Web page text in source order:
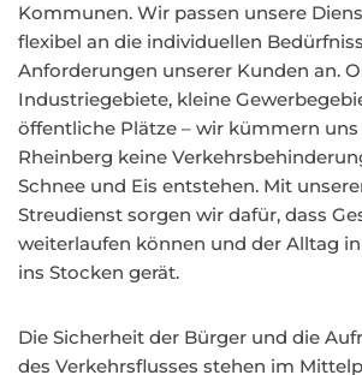
Kommunen. Wir passen unsere
flexibel an die individuellen
Anforderungen unserer Kunden an.
Industriegebiete, kleine
öffentliche Plätze – wir kümmern uns
Rheinberg keine
Schnee und Eis entstehen. Mit
Streudienst sorgen wir dafür, dass
weiterlaufen können und der Alltag
ins Stocken gerät.
Die Sicherheit der Bürger und die
des Verkehrsflusses stehen im